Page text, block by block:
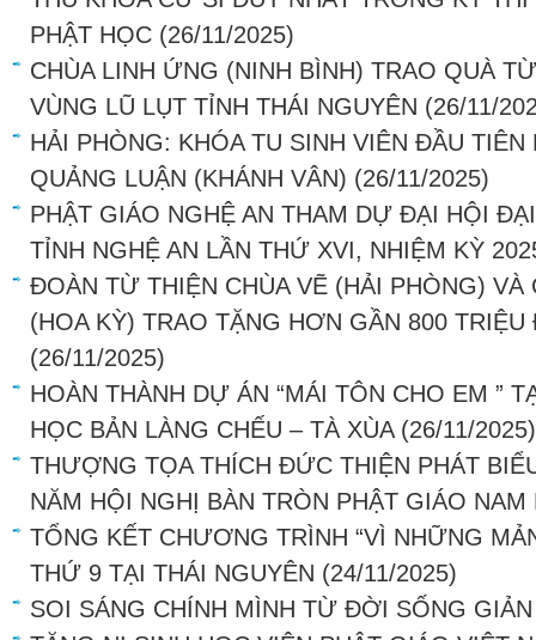
PHẬT HỌC (26/11/2025)
CHÙA LINH ỨNG (NINH BÌNH) TRAO QUÀ
VÙNG LŨ LỤT TỈNH THÁI NGUYÊN (26/11/
HẢI PHÒNG: KHÓA TU SINH VIÊN ĐẦU TIÊN
QUẢNG LUẬN (KHÁNH VÂN) (26/11/2025)
PHẬT GIÁO NGHỆ AN THAM DỰ ĐẠI HỘI
TỈNH NGHỆ AN LẦN THỨ XVI, NHIỆM KỲ
ĐOÀN TỪ THIỆN CHÙA VẼ (HẢI PHÒNG) VÀ
(HOA KỲ) TRAO TẶNG HƠN GẦN 800
(26/11/2025)
HOÀN THÀNH DỰ ÁN “MÁI TÔN CHO EM ”
HỌC BẢN LÀNG CHẾU – TÀ XÙA (26/11/2025)
THƯỢNG TỌA THÍCH ĐỨC THIỆN PHÁT
NĂM HỘI NGHỊ BÀN TRÒN PHẬT GIÁO NAM
TỔNG KẾT CHƯƠNG TRÌNH “VÌ NHỮNG
THỨ 9 TẠI THÁI NGUYÊN (24/11/2025)
SOI SÁNG CHÍNH MÌNH TỪ ĐỜI SỐNG